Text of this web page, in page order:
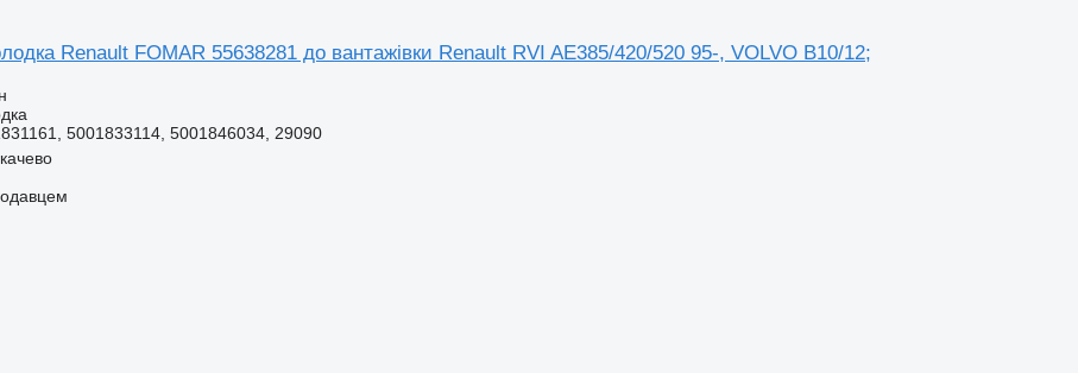
Renault FOMAR 55638281 до вантажівки Renault RVI AE385/420/520 95-, VOLVO B10/12;
5001833114, 5001846034, 29090